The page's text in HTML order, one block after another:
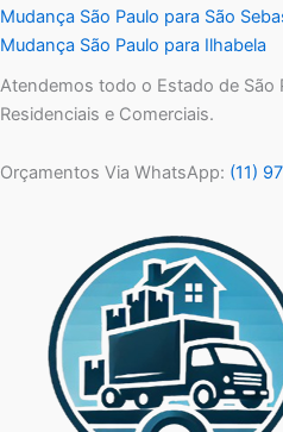
Mudança São Paulo para São
Mudança São Paulo para Ilhabela
Atendemos todo o Estado de São
Residenciais e Comerciais.
Orçamentos Via WhatsApp: (11)